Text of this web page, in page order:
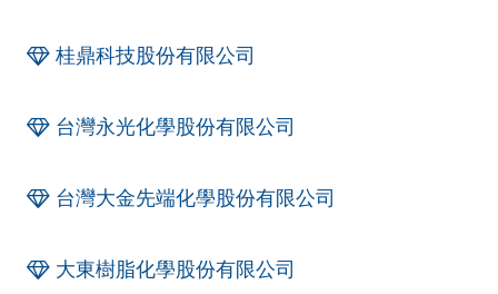
桂鼎科技股份有限公司
台灣永光化學股份有限公司
台灣大金先端化學股份有限公司
大東樹脂化學股份有限公司